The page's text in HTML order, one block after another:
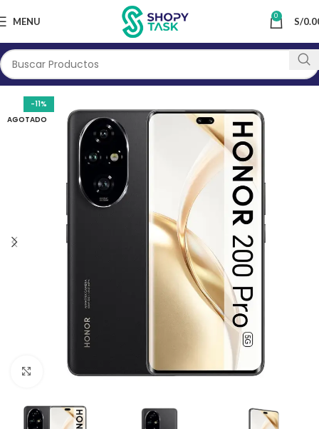
MENU 0 S/
-11%
AGOTADO
Click to enlarge